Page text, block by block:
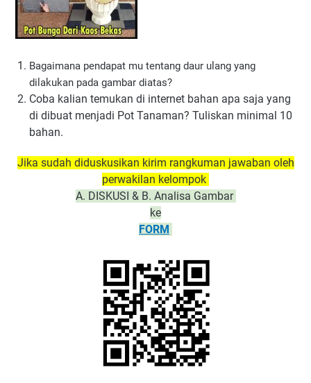
Bagaimana pendapat mu tentang daur ulang yang
dilakukan pada gambar diatas?
Coba kalian temukan di internet bahan apa saja yang
di dibuat menjadi Pot Tanaman? Tuliskan minimal 10
bahan.
Jika sudah diduskusikan kirim rangkuman jawaban oleh
perwakilan kelompok
A. DISKUSI & B. Analisa Gambar
ke
FORM